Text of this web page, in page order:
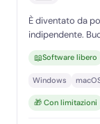
È diventato da
indipendente.
📖Software libero
Windows
🎁 Con limitazioni